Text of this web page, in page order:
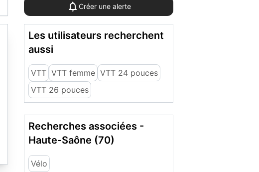
Créer une alerte
Les utilisateurs recherchent
aussi
VTT VTT femme VTT 24 pouces
VTT 26 pouces
Recherches associées -
Haute-Saône (70)
Vélo